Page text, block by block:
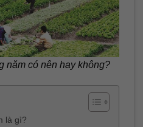
năm có nên hay không?
là gì?